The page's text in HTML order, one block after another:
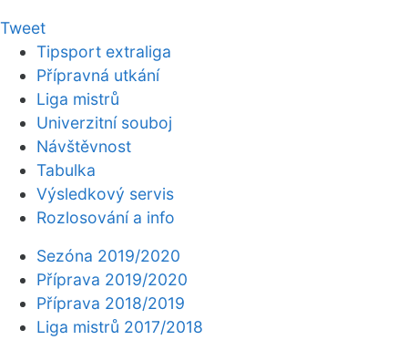
Tweet
Tipsport extraliga
Přípravná utkání
Liga mistrů
Univerzitní souboj
Návštěvnost
Tabulka
Výsledkový servis
Rozlosování a info
Sezóna 2019/2020
Příprava 2019/2020
Příprava 2018/2019
Liga mistrů 2017/2018